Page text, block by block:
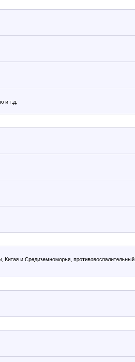
и т.д.
Китая и Средиземноморья, противовоспалительный,